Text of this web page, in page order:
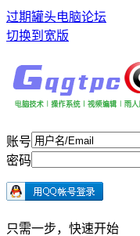
过期罐头电脑论坛
切换到宽版
账号
密码
只需一步，快速开始